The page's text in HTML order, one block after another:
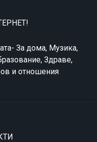
За дома, Музика,
Здраве,
и отношения